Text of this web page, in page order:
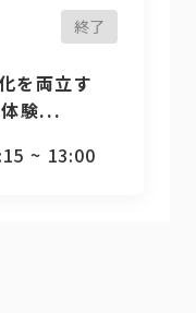
終了
を両立す
験...
~ 13:00